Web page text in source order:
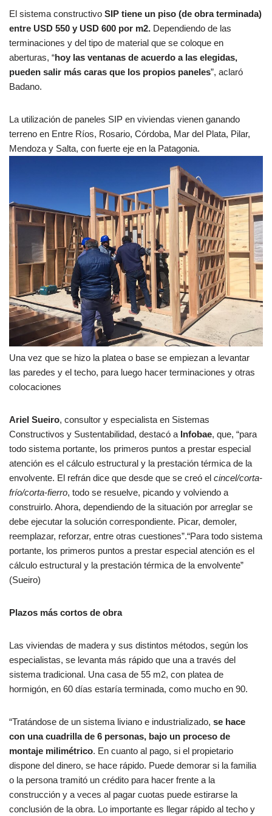
El sistema constructivo SIP tiene un piso (de obra terminada)
entre USD 550 y USD 600 por m2. Dependiendo de las
terminaciones y del tipo de material que se coloque en
aberturas, “hoy las ventanas de acuerdo a las elegidas,
pueden salir más caras que los propios paneles”, aclaró
Badano.
La utilización de paneles SIP en viviendas vienen ganando
terreno en Entre Ríos, Rosario, Córdoba, Mar del Plata, Pilar,
Mendoza y Salta, con fuerte eje en la Patagonia.
Una vez que se hizo la platea o base se empiezan a levantar
las paredes y el techo, para luego hacer terminaciones y otras
colocaciones
Ariel Sueiro, consultor y especialista en Sistemas
Constructivos y Sustentabilidad, destacó a Infobae, que, “para
todo sistema portante, los primeros puntos a prestar especial
atención es el cálculo estructural y la prestación térmica de la
envolvente. El refrán dice que desde que se creó el cincel/corta-
frío/corta-fierro, todo se resuelve, picando y volviendo a
construirlo. Ahora, dependiendo de la situación por arreglar se
debe ejecutar la solución correspondiente. Picar, demoler,
reemplazar, reforzar, entre otras cuestiones”.“Para todo sistema
portante, los primeros puntos a prestar especial atención es el
cálculo estructural y la prestación térmica de la envolvente”
(Sueiro)
Plazos más cortos de obra
Las viviendas de madera y sus distintos métodos, según los
especialistas, se levanta más rápido que una a través del
sistema tradicional. Una casa de 55 m2, con platea de
hormigón, en 60 días estaría terminada, como mucho en 90.
“Tratándose de un sistema liviano e industrializado, se hace
con una cuadrilla de 6 personas, bajo un proceso de
montaje milimétrico. En cuanto al pago, si el propietario
dispone del dinero, se hace rápido. Puede demorar si la familia
o la persona tramitó un crédito para hacer frente a la
construcción y a veces al pagar cuotas puede estirarse la
conclusión de la obra. Lo importante es llegar rápido al techo y